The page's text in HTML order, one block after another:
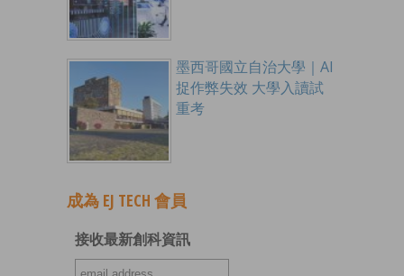
墨西哥國立自治大學｜AI
捉作弊失效 大學入讀試
重考
成為 EJ TECH 會員
接收最新創科資訊